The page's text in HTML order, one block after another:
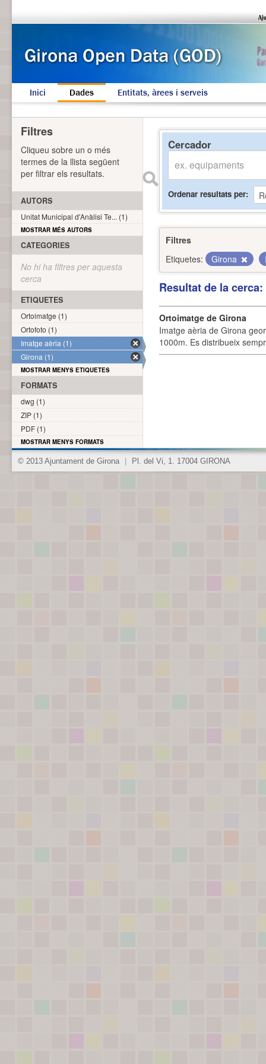
Inici Dades Entitats, àrees i serveis
Cercador
Ordenar resultats per
Filtres
Etiquetes:
Girona
Resultat de la
Ortoimatge de Girona
Imatge aèria de Girona
1000m. Es distribueix
Filtres
Cliqueu sobre un o més
termes de la llista següent
per filtrar els resultats.
AUTORS
Unitat Municipal d'Anàlisi Te... (1)
MOSTRAR MÉS AUTORS
CATEGORIES
No hi ha filtres per aquesta
cerca
ETIQUETES
Ortoimatge (1)
Ortofoto (1)
Imatge aèria (1)
Girona (1)
MOSTRAR MENYS ETIQUETES
FORMATS
dwg (1)
ZIP (1)
PDF (1)
MOSTRAR MENYS FORMATS
© 2013 Ajuntament de Girona Pl. del Vi, 1. 17004 GIRONA